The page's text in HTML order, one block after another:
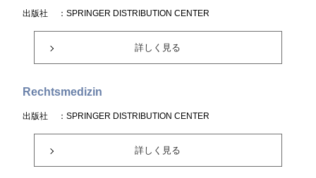
出版社 ：SPRINGER DISTRIBUTION CENTER
詳しく見る
Rechtsmedizin
出版社 ：SPRINGER DISTRIBUTION CENTER
詳しく見る